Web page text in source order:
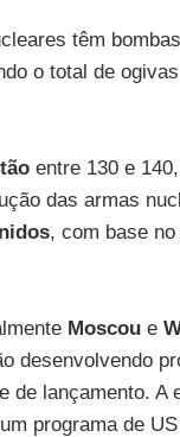
têm
o total de
entre 130 e
das armas
, com base no
Moscoue
desenvolvendo
de lançamento. A
programa de